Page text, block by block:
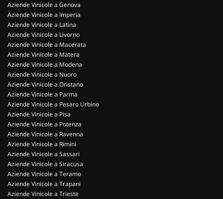
Aziende Vinicole a Genova
Aziende Vinicole a Imperia
Aziende Vinicole a Latina
Aziende Vinicole a Livorno
Aziende Vinicole a Macerata
Aziende Vinicole a Matera
Aziende Vinicole a Modena
Aziende Vinicole a Nuoro
Aziende Vinicole a Oristano
Aziende Vinicole a Parma
Aziende Vinicole a Pesaro Urbino
Aziende Vinicole a Pisa
Aziende Vinicole a Potenza
Aziende Vinicole a Ravenna
Aziende Vinicole a Rimini
Aziende Vinicole a Sassari
Aziende Vinicole a Siracusa
Aziende Vinicole a Teramo
Aziende Vinicole a Trapani
Aziende Vinicole a Trieste